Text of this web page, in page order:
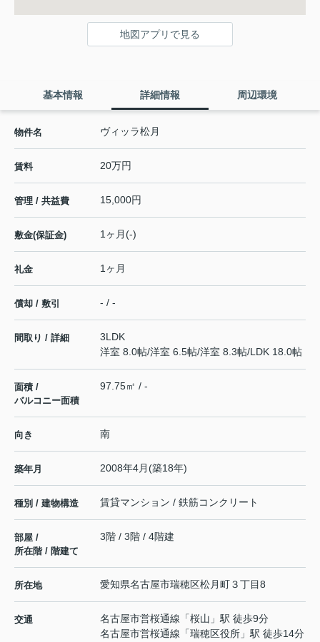
地図アプリで見る
基本情報 詳細情報 周辺環境
物件名 ヴィッラ松月
賃料 20万円
管理 / 共益費 15,000円
敷金(保証金) 1ヶ月(-)
礼金 1ヶ月
償却 / 敷引 - / -
間取り / 詳細
3LDK
洋室 8.0帖/洋室 6.5帖/洋室 8.3帖/LDK 18.0帖
面積 /
バルコニー面積
97.75㎡ / -
向き 南
築年月 2008年4月(築18年)
種別 / 建物構造 賃貸マンション / 鉄筋コンクリート
部屋 /
所在階 / 階建て
3階 / 3階 / 4階建
所在地 愛知県名古屋市瑞穂区松月町３丁目8
交通 名古屋市営桜通線 「桜山 」駅 徒歩9分
名古屋市営桜通線 「瑞穂区役所 」駅 徒歩14分